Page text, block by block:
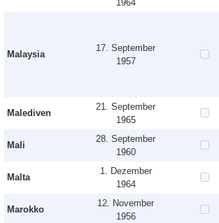
1964
Malaysia
17. September
1957
Malediven
21. September
1965
Mali
28. September
1960
Malta
1. Dezember
1964
Marokko
12. November
1956